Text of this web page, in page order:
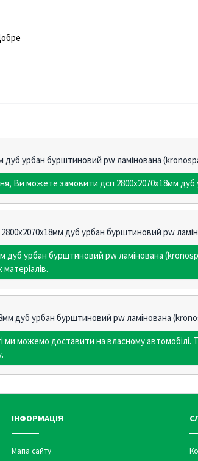
дуб урбан бурштиновий pw ламінована
Ви можете замовити дсп 2800х2070х18мм
дуб урбан бурштиновий pw
дуб урбан бурштиновий pw ламінована
дуб урбан бурштиновий pw ламінована
ми можемо доставити на власному
ІНФОРМАЦІЯ
Мапа сайту